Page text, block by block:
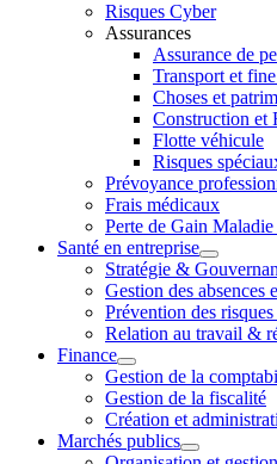
Risques Cyber
Assurances
Assurance de
Transport et
Choses et
Construction et
Flotte véhicule
Risques
Prévoyance
Frais médicaux
Perte de Gain
Santé en entreprise
Stratégie &
Gestion des absences
Prévention des
Relation au travail &
Finance
Gestion de la
Gestion de la fiscalité
Création et
Marchés publics